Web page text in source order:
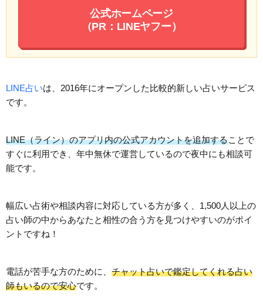
公式ホームページ
（PR：LINEヤフー）
LINE占いは、2016年にオープンした比較的新しい占いサービス
です。
LINE（ライン）のアプリ内の公式アカウントを追加することで
すぐに利用でき、年中無休で運営しているので夜中にも相談可
能です。
幅広い占術や相談内容に対応している方が多く、1,500人以上の
占い師の中からあなたと相性の合う方を見つけやすいのがポイ
ントですね！
電話が苦手な方のために、 チャット占いで鑑定してくれる占い
師もいるので安心です。